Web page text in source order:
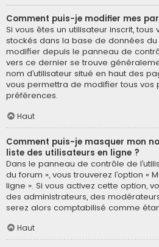
Comment puis-je modifier mes
Si vous êtes un utilisateur inscrit,
stockés dans la base de données
modifier depuis le panneau de
vers ce dernier se trouve
nom d’utilisateur situé en haut des
vous permettra de modifier tous vos
préférences.
Haut
Comment puis-je masquer mon
liste des utilisateurs en ligne ?
Dans le panneau de contrôle de
du forum », vous trouverez l’option «
ligne ». Si vous activez cette option,
des administrateurs, des
serez alors comptabilisé comme
Haut